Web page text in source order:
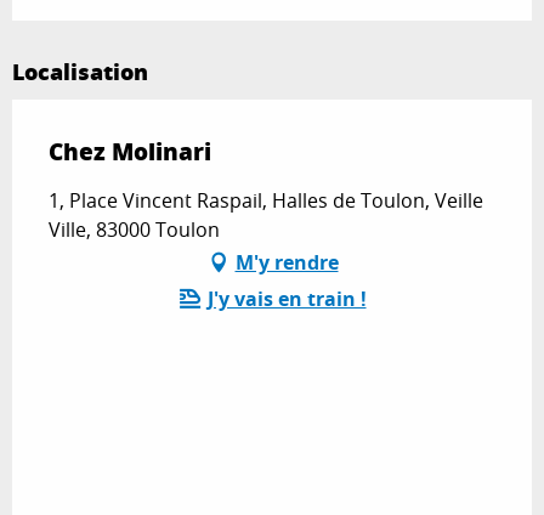
Localisation
Chez Molinari
1, Place Vincent Raspail, Halles de Toulon, Veille
Ville, 83000 Toulon
M'y rendre
J'y vais en train !